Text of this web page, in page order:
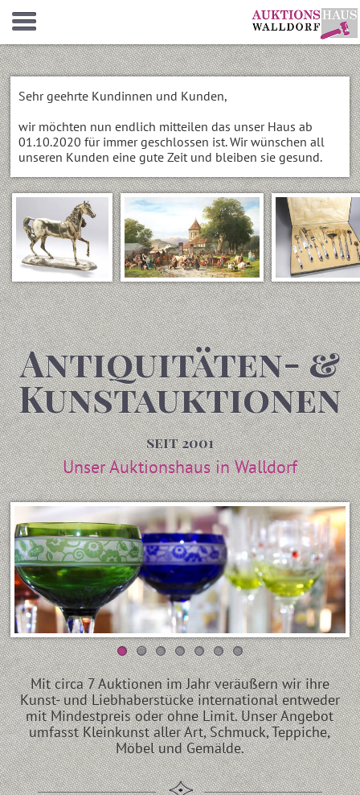
Sehr geehrte Kundinnen und Kunden,
wir möchten nun endlich mitteilen das unser Haus ab
01.10.2020 für immer geschlossen ist. Wir wünschen all
unseren Kunden eine gute Zeit und bleiben sie gesund.
Antiquitäten- &
Kunstauktionen
seit 2001
Unser Auktionshaus in Walldorf
Mit circa 7 Auktionen im Jahr veräußern wir ihre
Kunst- und Liebhaberstücke international entweder
mit Mindestpreis oder ohne Limit. Unser Angebot
umfasst Kleinkunst aller Art, Schmuck, Teppiche,
Möbel und Gemälde.